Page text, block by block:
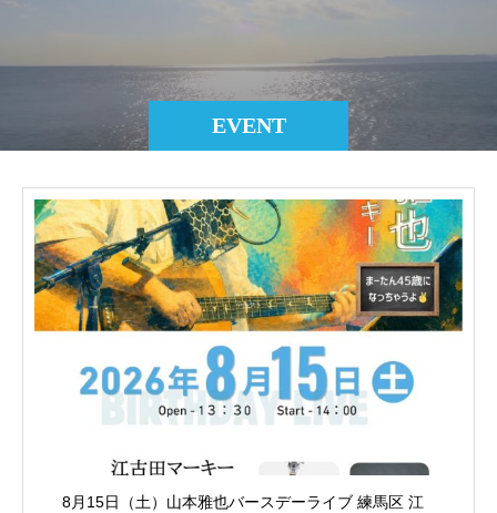
EVENT
8月15日（土）山本雅也バースデーライブ 練馬区 江